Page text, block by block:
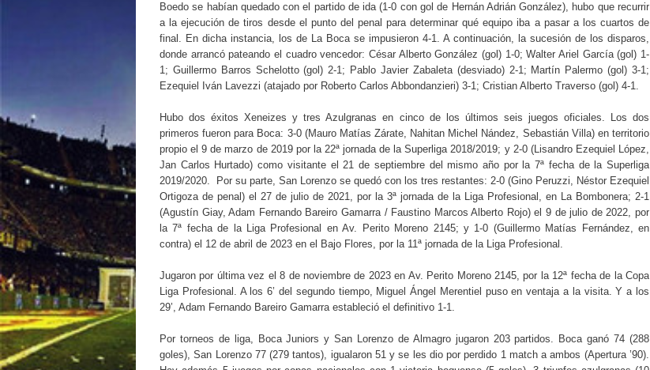
Boedo se habían quedado con el partido de ida (1-0 con gol de Hernán Adrián González), hubo que recurrir
a la ejecución de tiros desde el punto del penal para determinar qué equipo iba a pasar a los cuartos de
final. En dicha instancia, los de La Boca se impusieron 4-1. A continuación, la sucesión de los disparos,
donde arrancó pateando el cuadro vencedor: César Alberto González (gol) 1-0; Walter Ariel García (gol) 1-
1; Guillermo Barros Schelotto (gol) 2-1; Pablo Javier Zabaleta (desviado) 2-1; Martín Palermo (gol) 3-1;
Ezequiel Iván Lavezzi (atajado por Roberto Carlos Abbondanzieri) 3-1; Cristian Alberto Traverso (gol) 4-1.
Hubo dos éxitos Xeneizes y tres Azulgranas en cinco de los últimos seis juegos oficiales. Los dos
primeros fueron para Boca: 3-0 (Mauro Matías Zárate, Nahitan Michel Nández, Sebastián Villa) en territorio
propio el 9 de marzo de 2019 por la 22ª jornada de la Superliga 2018/2019; y 2-0 (Lisandro Ezequiel López,
Jan Carlos Hurtado) como visitante el 21 de septiembre del mismo año por la 7ª fecha de la Superliga
2019/2020. Por su parte, San Lorenzo se quedó con los tres restantes: 2-0 (Gino Peruzzi, Néstor Ezequiel
Ortigoza de penal) el 27 de julio de 2021, por la 3ª jornada de la Liga Profesional, en La Bombonera; 2-1
(Agustín Giay, Adam Fernando Bareiro Gamarra / Faustino Marcos Alberto Rojo) el 9 de julio de 2022, por
la 7ª fecha de la Liga Profesional en Av. Perito Moreno 2145; y 1-0 (Guillermo Matías Fernández, en
contra) el 12 de abril de 2023 en el Bajo Flores, por la 11ª jornada de la Liga Profesional.
Jugaron por última vez el 8 de noviembre de 2023 en Av. Perito Moreno 2145, por la 12ª fecha de la Copa
Liga Profesional. A los 6’ del segundo tiempo, Miguel Ángel Merentiel puso en ventaja a la visita. Y a los
29’, Adam Fernando Bareiro Gamarra estableció el definitivo 1-1.
Por torneos de liga, Boca Juniors y San Lorenzo de Almagro jugaron 203 partidos. Boca ganó 74 (288
goles), San Lorenzo 77 (279 tantos), igualaron 51 y se les dio por perdido 1 match a ambos (Apertura ’90).